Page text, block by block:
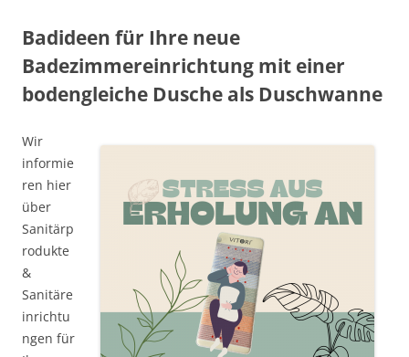
Badideen für Ihre neue
Badezimmereinrichtung mit einer
bodengleiche Dusche als Duschwanne
Wir
informie
ren hier
über
Sanitärp
rodukte
&
Sanitäre
inrichtu
ngen für